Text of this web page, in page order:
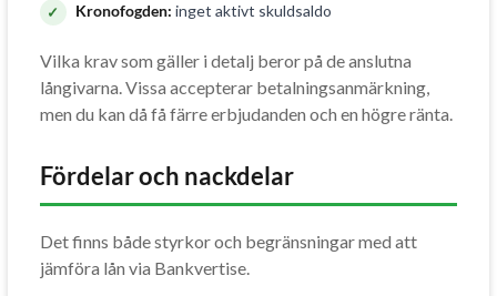
Kronofogden: inget aktivt skuldsaldo
Vilka krav som gäller i detalj beror på de anslutna
långivarna. Vissa accepterar betalningsanmärkning,
men du kan då få färre erbjudanden och en högre ränta.
Fördelar och nackdelar
Det finns både styrkor och begränsningar med att
jämföra lån via Bankvertise.